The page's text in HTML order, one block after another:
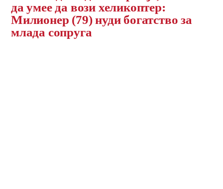
да умее да вози хеликоптер:
Милионер (79) нуди богатство за
млада сопруга